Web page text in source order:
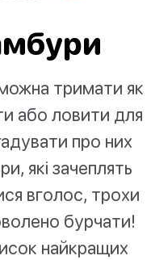
тримати як
або ловити для
про них
які зачеплять
вголос, трохи
бурчати!
найкращих